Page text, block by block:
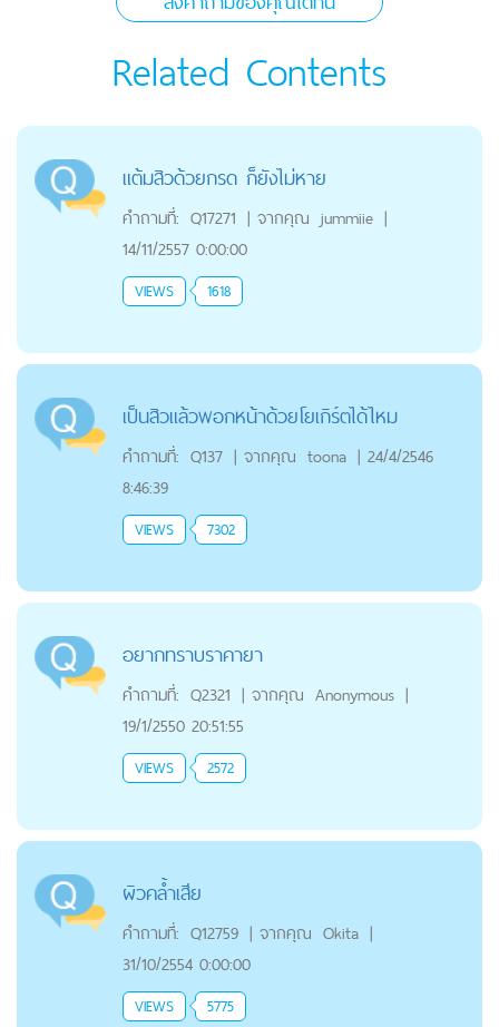
Related Contents
แต้มสิวด้วยกรด ก็ยังไม่หาย
คำถามที่: Q17271 | จากคุณ jummiie |
14/11/2557 0:00:00
VIEWS 1618
เป็นสิวแล้วพอกหน้าด้วยโยเกิร์ตได้ไหม
คำถามที่: Q137 | จากคุณ toona | 24/4/2546
8:46:39
VIEWS 7302
อยากทราบราคายา
คำถามที่: Q2321 | จากคุณ Anonymous |
19/1/2550 20:51:55
VIEWS 2572
ผิวคล้ำเสีย
คำถามที่: Q12759 | จากคุณ Okita |
31/10/2554 0:00:00
VIEWS 5775